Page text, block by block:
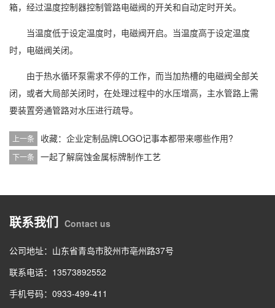
箱，经过温度控制器控制管路电磁阀的开关和自动定时开关。
当温度低于设定温度时，电磁阀开启。当温度高于设定温度
时，电磁阀关闭。
由于热水循环泵需求不停的工作，而当加热槽的电磁阀全部关
闭，或者大局部关闭时，在处理过程中的水压增高，主水管路上需
要装置旁通管路对水压进行疏导。
上一条 收藏：企业定制品牌LOGO记事本都带来哪些作用?
下一条 一起了解腐蚀金属标牌制作工艺
联系我们 Contact us
公司地址：山东省青岛市胶州市亳州路37号
联系电话：13573892552
手机号码：0933-499-411